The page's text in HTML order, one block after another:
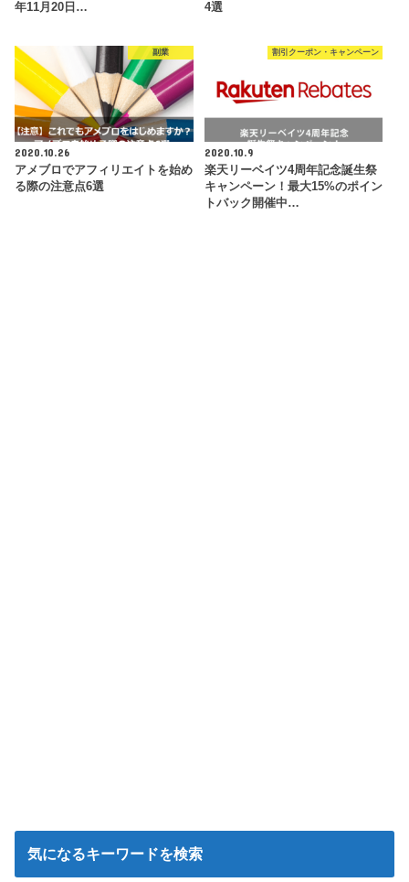
年11月20日…
4選
副業
2020.10.26
アメブロでアフィリエイトを始め
る際の注意点6選
割引クーポン・キャンペーン
2020.10.9
楽天リーベイツ4周年記念誕生祭
キャンペーン！最大15%のポイン
トバック開催中…
気になるキーワードを検索